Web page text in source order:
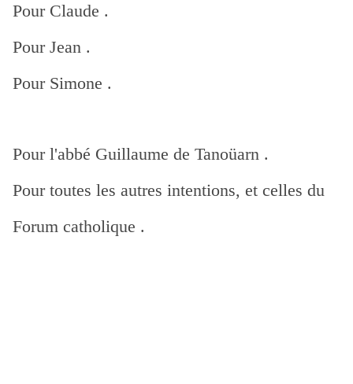
Pour Claude .
Pour Jean .
Pour Simone .
Pour l'abbé Guillaume de Tanoüarn .
Pour toutes les autres intentions, et celles du
Forum catholique .